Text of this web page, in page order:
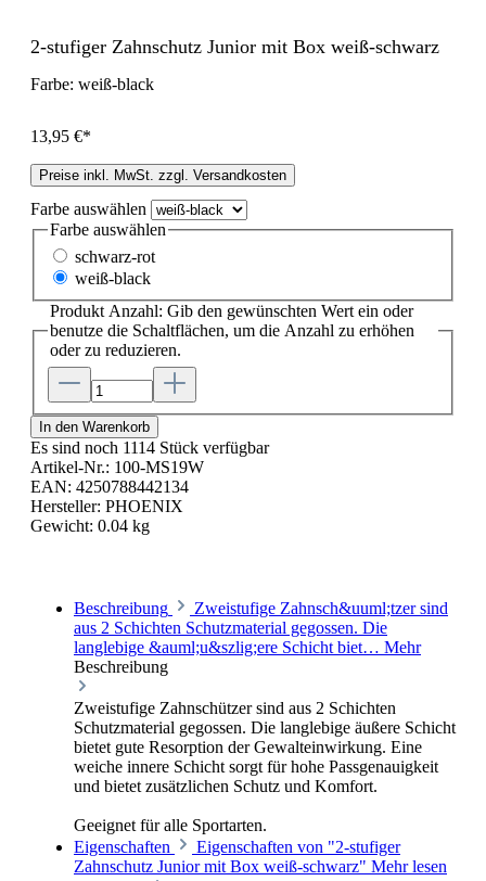
2-stufiger Zahnschutz Junior mit Box weiß-schwarz
Farbe: weiß-black
13,95 €*
Preise inkl. MwSt. zzgl. Versandkosten
Farbe auswählen
Farbe auswählen
schwarz-rot
weiß-black
Produkt Anzahl: Gib den gewünschten Wert ein oder
benutze die Schaltflächen, um die Anzahl zu erhöhen
oder zu reduzieren.
In den Warenkorb
Es sind noch 1114 Stück verfügbar
Artikel-Nr.: 100-MS19W
EAN: 4250788442134
Hersteller: PHOENIX
Gewicht: 0.04 kg
Beschreibung
Zweistufige Zahnsch&uuml;tzer sind
aus 2 Schichten Schutzmaterial gegossen. Die
langlebige &auml;u&szlig;ere Schicht biet… Mehr
Beschreibung
Zweistufige Zahnschützer sind aus 2 Schichten
Schutzmaterial gegossen. Die langlebige äußere Schicht
bietet gute Resorption der Gewalteinwirkung. Eine
weiche innere Schicht sorgt für hohe Passgenauigkeit
und bietet zusätzlichen Schutz und Komfort.
Geeignet für alle Sportarten.
Eigenschaften
Eigenschaften von "2-stufiger
Zahnschutz Junior mit Box weiß-schwarz" Mehr lesen